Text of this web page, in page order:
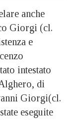
anche
Giorgi (cl.
e
intestato
di
Giorgi(cl.
eseguite